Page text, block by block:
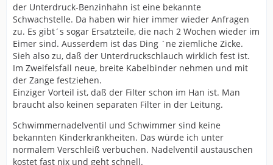
der Unterdruck-Benzinhahn ist eine bekannte
Schwachstelle. Da haben wir hier immer wieder Anfragen
zu. Es gibt´s sogar Ersatzteile, die nach 2 Wochen wieder im
Eimer sind. Ausserdem ist das Ding ´ne ziemliche Zicke.
Sieh also zu, daß der Unterdruckschlauch wirklich fest ist.
Im Zweifelsfall neue, breite Kabelbinder nehmen und mit
der Zange festziehen.
Einziger Vorteil ist, daß der Filter schon im Han ist. Man
braucht also keinen separaten Filter in der Leitung.
Schwimmernadelventil und Schwimmer sind keine
bekannten Kinderkrankheiten. Das würde ich unter
normalem Verschleiß verbuchen. Nadelventil austauschen
kostet fast nix und geht schnell.